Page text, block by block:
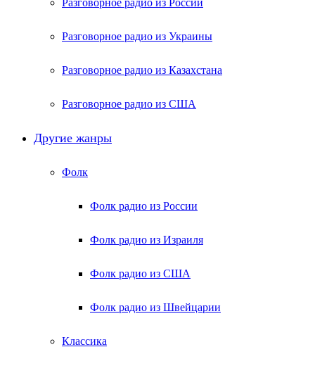
Разговорное радио из России
Разговорное радио из Украины
Разговорное радио из Казахстана
Разговорное радио из США
Другие жанры
Фолк
Фолк радио из России
Фолк радио из Израиля
Фолк радио из США
Фолк радио из Швейцарии
Классика